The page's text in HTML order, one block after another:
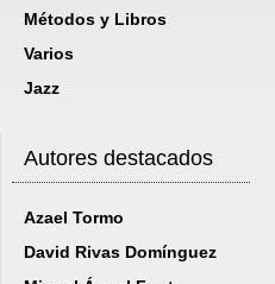
Métodos y Libros
Varios
Jazz
Autores destacados
Azael Tormo
David Rivas Domínguez